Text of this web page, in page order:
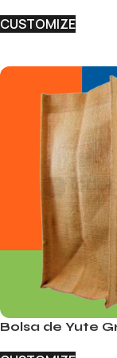
CUSTOMIZE
Bolsa de Yute